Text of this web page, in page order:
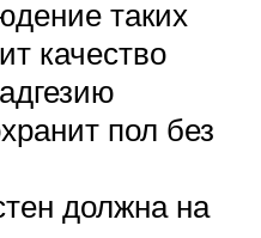
таких
качество
пол без
должна на